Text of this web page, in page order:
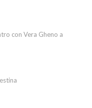
con Vera Gheno a